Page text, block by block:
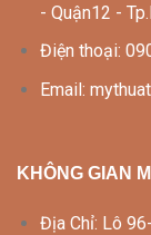
- Quận12 -
Điện thoại:
Email:
KHÔNG GIAN
Địa Chỉ: Lô